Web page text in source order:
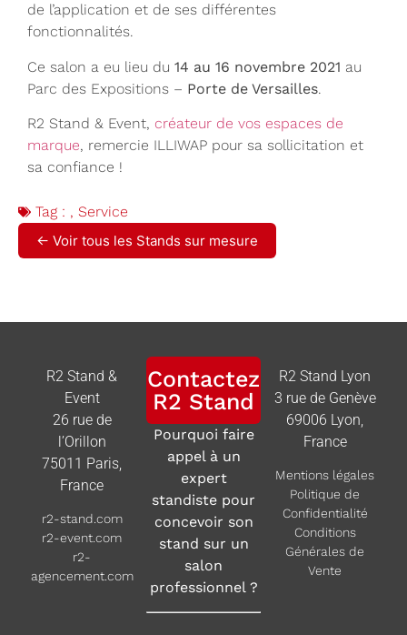
de l’application et de ses différentes
fonctionnalités.
Ce salon a eu lieu du 14 au 16 novembre 2021 au
Parc des Expositions – Porte de Versailles.
R2 Stand & Event, créateur de vos espaces de
marque, remercie ILLIWAP pour sa sollicitation et
sa confiance !
Tag : , Service
← Voir tous les Stands sur mesure
R2 Stand &
Event
26 rue de
l’Orillon
75011 Paris,
France
r2-stand.com
r2-event.com
r2-
agencement.com
Contactez
R2 Stand
Pourquoi faire
appel à un
expert
standiste pour
concevoir son
stand sur un
salon
professionnel ?
R2 Stand Lyon
3 rue de Genève
69006 Lyon,
France
Mentions légales
Politique de
Confidentialité
Conditions
Générales de
Vente